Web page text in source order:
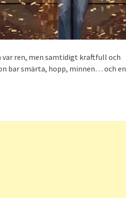
ren, men samtidigt kraftfull och
bar smärta, hopp, minnen… och en